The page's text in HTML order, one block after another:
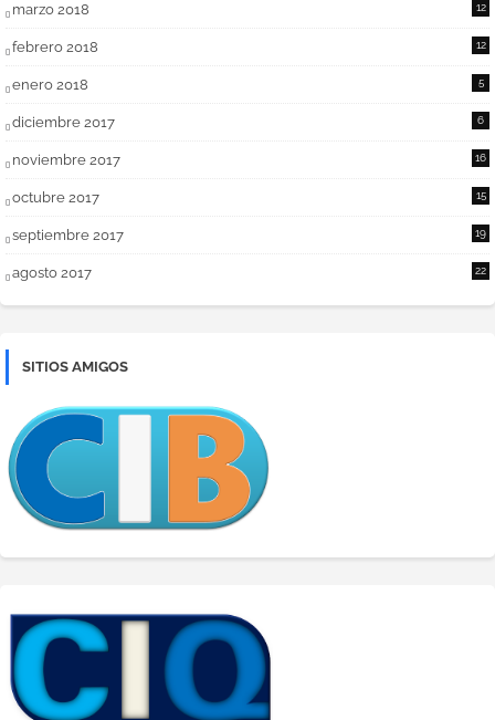
marzo 2018 12
febrero 2018 12
enero 2018 5
diciembre 2017 6
noviembre 2017 16
octubre 2017 15
septiembre 2017 19
agosto 2017 22
SITIOS AMIGOS